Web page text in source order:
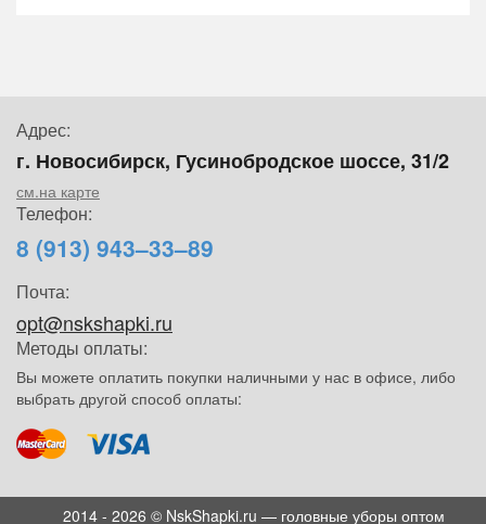
Адрес:
г. Новосибирск, Гусинобродское шоссе, 31/2
см.на карте
Телефон:
8 (913) 943–33–89
Почта:
opt@nskshapki.ru
Методы оплаты:
Вы можете оплатить покупки наличными у нас в офисе, либо
выбрать другой способ оплаты:
2014 - 2026 © NskShapki.ru — головные уборы оптом